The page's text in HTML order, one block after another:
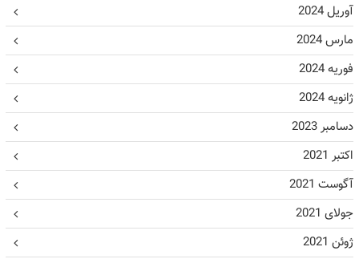
آوریل 2024
مارس 2024
فوریه 2024
ژانویه 2024
دسامبر 2023
اکتبر 2021
آگوست 2021
جولای 2021
ژوئن 2021